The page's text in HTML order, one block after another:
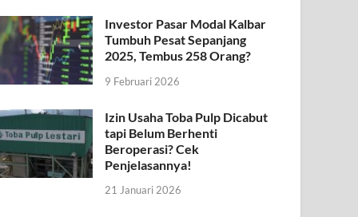
Investor Pasar Modal Kalbar
Tumbuh Pesat Sepanjang
2025, Tembus 258 Orang?
9 Februari 2026
Izin Usaha Toba Pulp Dicabut
tapi Belum Berhenti
Beroperasi? Cek
Penjelasannya!
21 Januari 2026